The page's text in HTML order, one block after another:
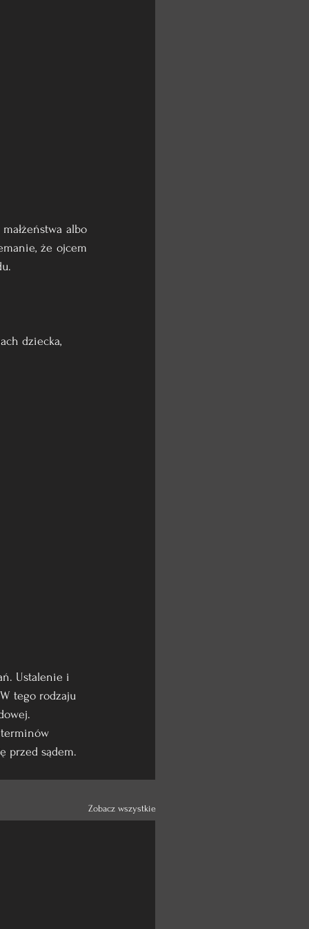
albo
że ojcem
dziecka,
Ustalenie i
tego rodzaju
terminów
przed sądem.
Zobacz wszystkie